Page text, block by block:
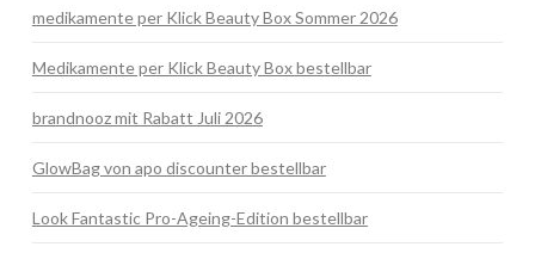
medikamente per Klick Beauty Box Sommer 2026
Medikamente per Klick Beauty Box bestellbar
brandnooz mit Rabatt Juli 2026
GlowBag von apo discounter bestellbar
Look Fantastic Pro-Ageing-Edition bestellbar